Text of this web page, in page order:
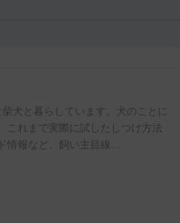
犬と暮らしています。犬のことに
これまで実際に試したしつけ方法
情報など、飼い主目線…